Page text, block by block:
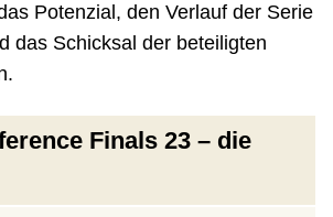
Potenzial, den Verlauf der Serie
das Schicksal der beteiligten
Finals 23 – die